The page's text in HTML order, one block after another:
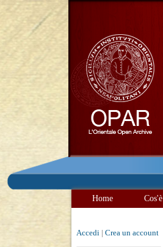
Home Cos'è
Accedi Crea un account